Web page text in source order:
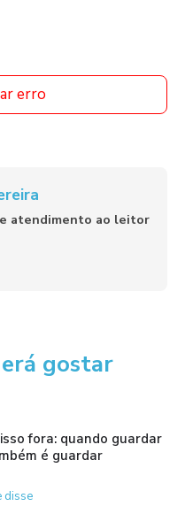
erro
e atendimento ao leitor
gostar
fora: quando guardar
é guardar
disse